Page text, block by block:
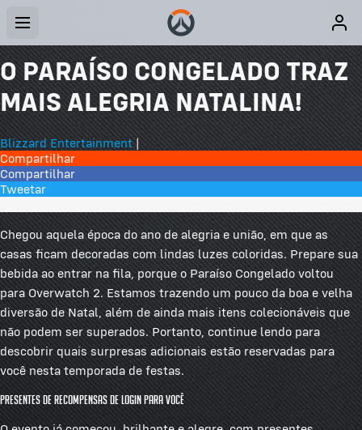
O PARAÍSO CONGELADO TRAZ
MAIS ALEGRIA NATALINA!
Blizzard Entertainment|
Compartilhar
Compartilhar
Tweetar
Chegou aquela época do ano de alegria e união, em que as
casas ficam decoradas com lindas luzes coloridas. Prepare sua
bebida ao entrar na fila, porque o Paraíso Congelado voltou
para Overwatch 2. Estamos trazendo um pouco da boa e velha
diversão de Natal, além de ainda mais itens colecionáveis que
não podem ser superados. Portanto, continue lendo para
descobrir quais surpresas adicionais estão reservadas para
você nesta temporada de festas.
Presentes de Recompensas de Login para Você